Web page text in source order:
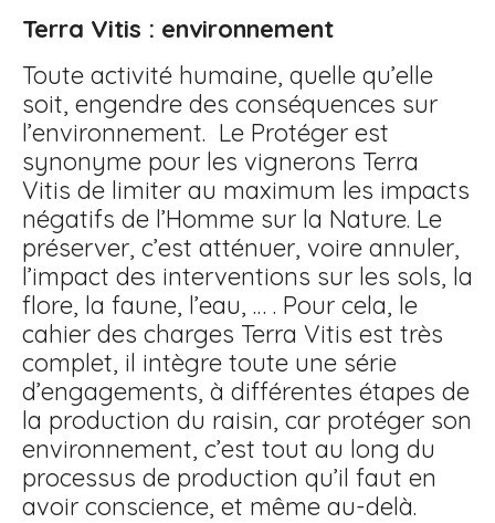
Terra Vitis : environnement
Toute activité humaine, quelle qu’elle
soit, engendre des conséquences sur
l’environnement. Le Protéger est
synonyme pour les vignerons Terra
Vitis de limiter au maximum les impacts
négatifs de l’Homme sur la Nature. Le
préserver, c’est atténuer, voire annuler,
l’impact des interventions sur les sols, la
flore, la faune, l’eau, … . Pour cela, le
cahier des charges Terra Vitis est très
complet, il intègre toute une série
d’engagements, à différentes étapes de
la production du raisin, car protéger son
environnement, c’est tout au long du
processus de production qu’il faut en
avoir conscience, et même au-delà.